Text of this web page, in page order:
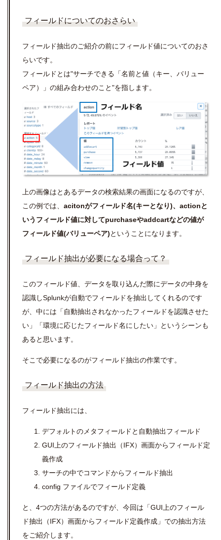
フィールドについてのおさらい
フィールド抽出のご紹介の前にフィールド値についてのおさ
らいです。
フィールドとは"サーチできる「名前と値（キー、バリュー
ペア）」の組み合わせのこと"を指します。
上の画像はとあるデータの検索結果の画面になるのですが、
この例では、 acitonがフィールド名(キーとなり)、actionと
いうフィールド値に対してpurchaseやaddcartなどの値が
フィールド値(バリューペア)ということになります。
フィールド抽出が必要になる場合って？
このフィールド値、データを取り込んだ際にデータの中身を
認識しSplunkが自動でフィールドを抽出してくれるのです
が、中には「自動抽出されなかったフィールドを認識させた
い」「環境に応じたフィールド名にしたい」というシーンも
あると思います。
そこで必要になるのがフィールド抽出の作業です。
フィールド抽出の方法
フィールド抽出には、
デフォルトのメタフィールドと自動抽出フィールド
GUI上のフィールド抽出（IFX）画面からフィールド定
義作成
サーチの中でコマンドからフィールド抽出
config ファイルでフィールド定義
と、4つの方法があるのですが、今回は「GUI上のフィール
ド抽出（IFX）画面からフィールド定義作成」での抽出方法
をご紹介します。